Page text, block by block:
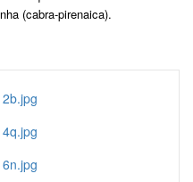
(cabra-pirenaica).